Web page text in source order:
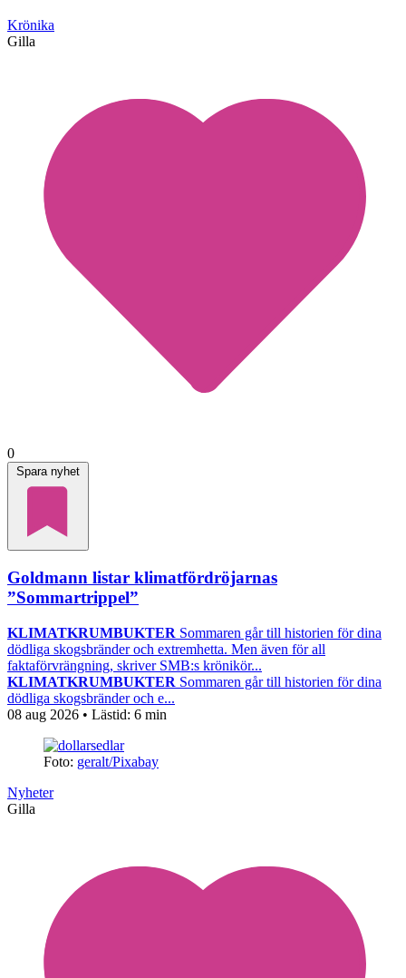
Krönika
Gilla
0
Spara nyhet
Goldmann listar klimatfördröjarnas
”Sommartrippel”
KLIMATKRUMBUKTER Sommaren går till historien för dina
dödliga skogsbränder och extremhetta. Men även för all
faktaförvrängning, skriver SMB:s krönikör...
KLIMATKRUMBUKTER Sommaren går till historien för dina
dödliga skogsbränder och e...
08 aug 2026 • Lästid: 6 min
Foto: geralt/Pixabay
Nyheter
Gilla